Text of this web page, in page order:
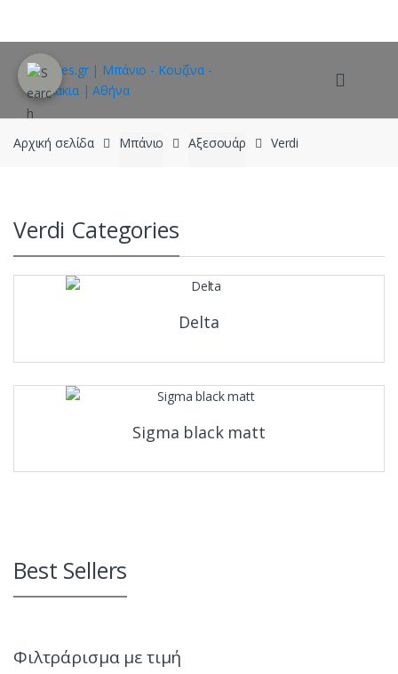
navigation
content
Αρχική σελίδα Μπάνιο Αξεσουάρ Verdi
Verdi Categories
Delta
Sigma black matt
Best Sellers
Φιλτράρισμα με τιμή